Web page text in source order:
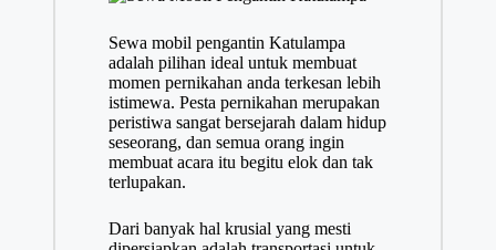
Sewa mobil pengantin Katulampa
adalah pilihan ideal untuk membuat
momen pernikahan anda terkesan lebih
istimewa. Pesta pernikahan merupakan
peristiwa sangat bersejarah dalam hidup
seseorang, dan semua orang ingin
membuat acara itu begitu elok dan tak
terlupakan.
Dari banyak hal krusial yang mesti